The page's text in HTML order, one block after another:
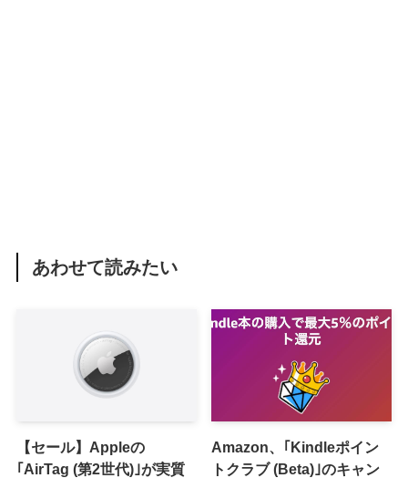
あわせて読みたい
【セール】Appleの
｢AirTag (第2世代)｣が実質
Amazon、｢Kindleポイン
トクラブ (Beta)｣のキャン